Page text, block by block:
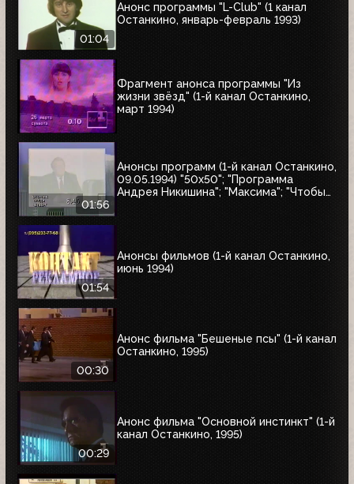
01:04
Анонс программы "L-Club" (1 канал
Останкино, январь-февраль 1993)
Фрагмент анонса программы "Из
жизни звёзд" (1-й канал Останкино,
март 1994)
01:56
Анонсы программ (1-й канал Останкино,
09.05.1994) "50x50"; "Программа
Андрея Никишина"; "Максима"; "Чтобы
01:54
Анонсы фильмов (1-й канал Останкино,
июнь 1994)
00:30
Анонс фильма "Бешеные псы" (1-й канал
Останкино, 1995)
00:29
Анонс фильма "Основной инстинкт" (1-й
канал Останкино, 1995)